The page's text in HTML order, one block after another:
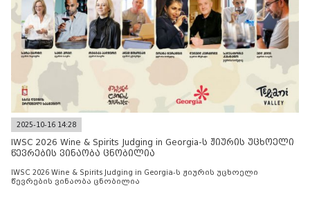
2025-10-16 14:28
IWSC 2026 Wine & Spirits Judging in Georgia-ს ჟიურის უცხოელი
წევრების ვინაობა ცნობილია
IWSC 2026 Wine & Spirits Judging in Georgia-ს ჟიურის უცხოელი
წევრების ვინაობა ცნობილია